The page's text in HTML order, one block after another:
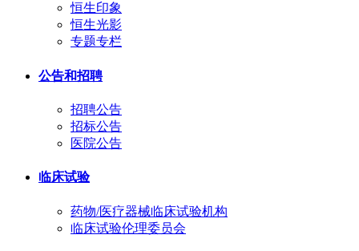
恒生印象
恒生光影
专题专栏
公告和招聘
招聘公告
招标公告
医院公告
临床试验
药物/医疗器械临床试验机构
临床试验伦理委员会